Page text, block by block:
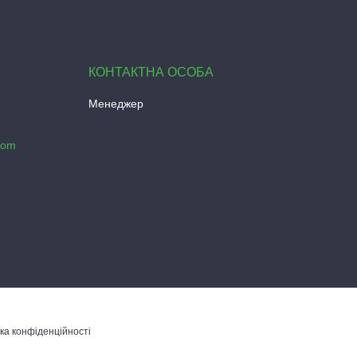
Менеджер
конфіденційності